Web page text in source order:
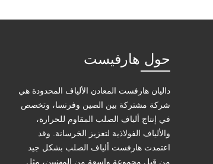
حول هارفيست
داليان هارفست المعادن الألياف المحدودة هي
شركة مشتركة بين الصين وفرنسا، وتخصص
في إنتاج ألياف الصلب المقاوم للحرارة،
والألياف الفولاذية لتعزيز الخرسانة. وقد
اعتمدت هارفست ألياف الصلب بشكل جيد
من قبل مجموعة واسعة من المهنيين، مثل